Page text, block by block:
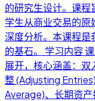
的研究生设计。课
学生从商业交易的
深度分析。本课程是
的基石。 学习内容
展开，核心涵盖：
整 (Adjusting
Average)、长期资